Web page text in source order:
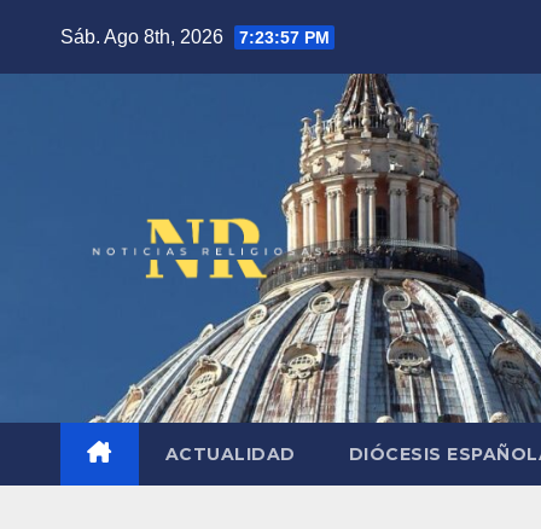
Sáb. Ago 8th, 2026 7:23:58 PM
ACTUALIDAD DIÓCESIS